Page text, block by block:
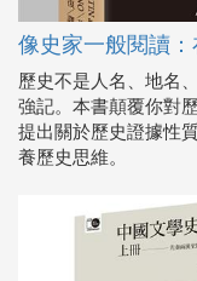
像史家一般閱讀
歷史不是人名、地名
強記。本書顛覆你對
提出關於歷史證據性
養歷史思維。